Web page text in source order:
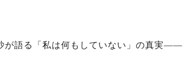
が語る「私は何もしていない」の真実——